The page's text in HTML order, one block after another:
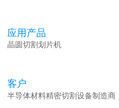
应用产品
晶圆切割划片机
客户
半导体材料精密切割设备制造商